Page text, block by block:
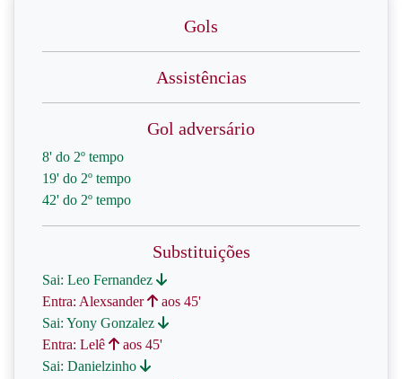
Gols
Assistências
Gol adversário
8' do 2º tempo
19' do 2º tempo
42' do 2º tempo
Substituições
Sai: Leo Fernandez
Entra: Alexsander
aos 45'
Sai: Yony Gonzalez
Entra: Lelê
aos 45'
Sai: Danielzinho